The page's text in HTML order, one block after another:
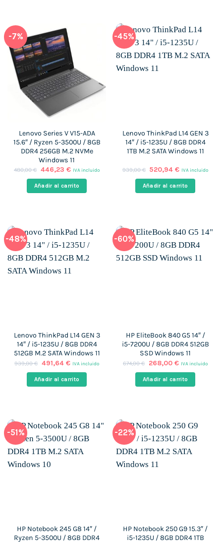
-7%
Lenovo Series V V15-ADA
15.6″ / Ryzen 5-3500U / 8GB
DDR4 256GB M.2 NVMe
Windows 11
480,00€ El
original
era:
446,23 €El
actual
es:
IVA incluido
Añadir al carrito
-45%
Lenovo ThinkPad L14 GEN 3
14″ / i5-1235U / 8GB DDR4
1TB M.2 SATA Windows 11
939,00€ El
original
era:
520,94€El
actual
es:
IVA incluido
Añadir al carrito
-48%
Lenovo ThinkPad L14 GEN 3
14″ / i5-1235U / 8GB DDR4
512GB M.2 SATA Windows 11
939,00€ El
original
era:
491,64 €El
actual
es:
IVA incluido
Añadir al carrito
-60%
HP EliteBook 840 G5 14″ /
i5-7200U / 8GB DDR4 512GB
SSD Windows 11
674,00€
El
original
era:
268,00 €El
actual
es:
IVA incluido
Añadir al carrito
-51%
HP Notebook 245 G8 14″ /
Ryzen 5-3500U / 8GB DDR4
-22%
HP Notebook 250 G9 15.3″ /
i5-1235U / 8GB DDR4 1TB